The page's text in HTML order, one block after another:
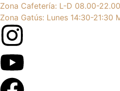
Zona Cafetería: L-D 08.00-22.00
Zona Gatús: Lunes 14:30-21:30